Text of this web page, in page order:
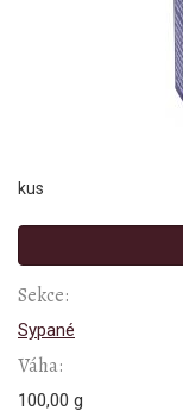
kus
Sekce:
Sypané
Váha:
100,00 g